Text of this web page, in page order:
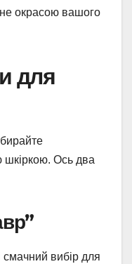
окрасою вашого
для
шкіркою. Ось два
смачний вибір для